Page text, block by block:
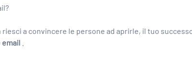
a convincere le persone ad aprirle, il tuo